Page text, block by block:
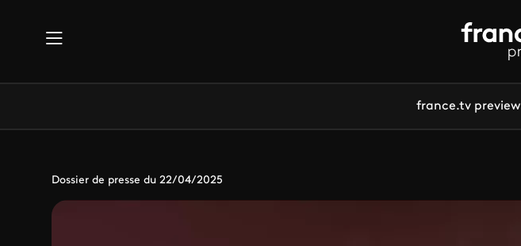
france.tv preview
Dossier de presse du 22/04/2025